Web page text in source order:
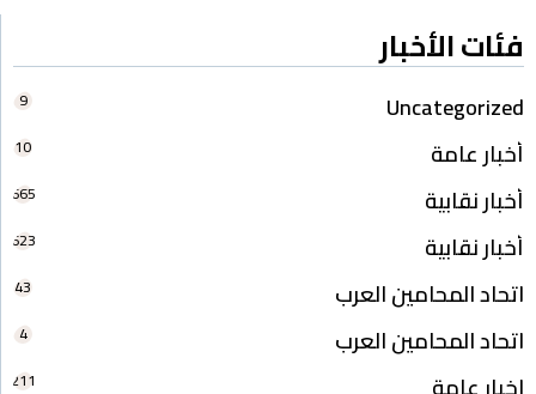
فئات الأخبار
Uncategorized
9
أخبار عامة 10
أخبار نقابية 665
أخبار نقابية 623
اتحاد المحامين العرب 43
اتحاد المحامين العرب 4
211